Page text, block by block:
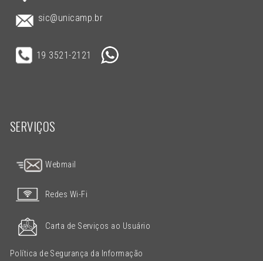
sic@unicamp.br
19 3521-2121
SERVIÇOS
Webmail
Redes Wi-Fi
Carta de Serviços ao Usuário
Política de Segurança da Informação